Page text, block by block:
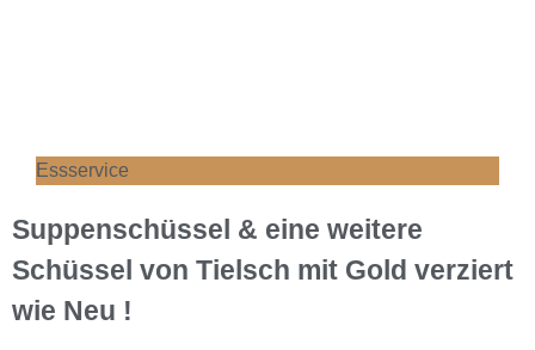
Essservice
Suppenschüssel & eine weitere
Schüssel von Tielsch mit Gold verziert
wie Neu !